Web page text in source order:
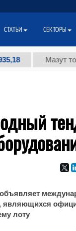
Мазут
объявляет
являющихся
лоту
СТАТЬИ СЕКТОРЫ